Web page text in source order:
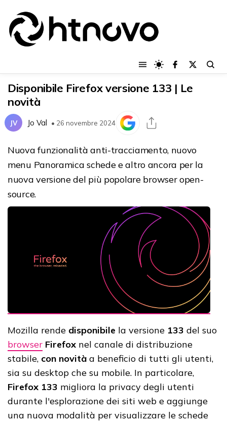
Disponibile Firefox versione 133 | Le
novità
JV Jo Val • 26 novembre 2024
Nuova funzionalità anti-tracciamento, nuovo
menu Panoramica schede e altro ancora per la
nuova versione del più popolare browser open-
source.
Mozilla rende disponibile la versione 133 del suo
browser Firefox nel canale di distribuzione
stabile, con novità a beneficio di tutti gli utenti,
sia su desktop che su mobile. In particolare,
Firefox 133 migliora la privacy degli utenti
durante l'esplorazione dei siti web e aggiunge
una nuova modalità per visualizzare le schede